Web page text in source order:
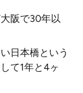
阪で30年以
日本橋という
て1年と4ヶ